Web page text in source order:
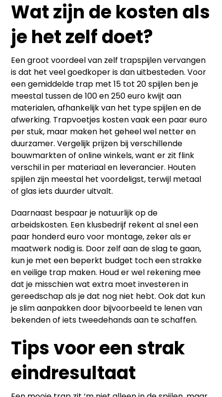
Wat zijn de kosten als
je het zelf doet?
Een groot voordeel van zelf trapspijlen vervangen
is dat het veel goedkoper is dan uitbesteden. Voor
een gemiddelde trap met 15 tot 20 spijlen ben je
meestal tussen de 100 en 250 euro kwijt aan
materialen, afhankelijk van het type spijlen en de
afwerking. Trapvoetjes kosten vaak een paar euro
per stuk, maar maken het geheel wel netter en
duurzamer. Vergelijk prijzen bij verschillende
bouwmarkten of online winkels, want er zit flink
verschil in per materiaal en leverancier. Houten
spijlen zijn meestal het voordeligst, terwijl metaal
of glas iets duurder uitvalt.
Daarnaast bespaar je natuurlijk op de
arbeidskosten. Een klusbedrijf rekent al snel een
paar honderd euro voor montage, zeker als er
maatwerk nodig is. Door zelf aan de slag te gaan,
kun je met een beperkt budget toch een strakke
en veilige trap maken. Houd er wel rekening mee
dat je misschien wat extra moet investeren in
gereedschap als je dat nog niet hebt. Ook dat kun
je slim aanpakken door bijvoorbeeld te lenen van
bekenden of iets tweedehands aan te schaffen.
Tips voor een strak
eindresultaat